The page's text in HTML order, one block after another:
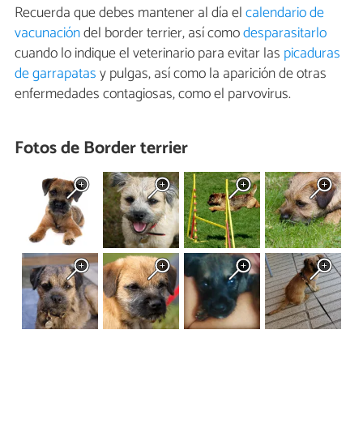
Recuerda que debes mantener al día elcalendario de
vacunacióndel border terrier, así comodesparasitarlo
cuando lo indique el veterinario para evitar las picaduras
de garrapatasy pulgas, así como la aparición de otras
enfermedades contagiosas, como el parvovirus.
Fotos de Border terrier